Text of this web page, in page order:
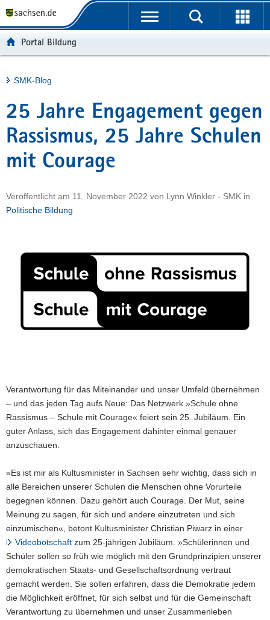
t
b
e
r
g
r
f
e
n
u
n
h
a
t
e
v
c
e
Portalübergreifende
Portal Bildung
Hauptinhalt
SMK-Blog
25 Jahre Engagement gegen
Rassismus, 25 Jahre Schulen
mit Courage
Veröffentlicht am 11. November 2022 von Lynn Winkler - SMK in
Politische Bildung
Verantwortung für das Miteinander und unser Umfeld übernehmen
– und das jeden Tag aufs Neue: Das Netzwerk »Schule ohne
Rassismus – Schule mit Courage« feiert sein 25. Jubiläum. Ein
guter Anlass, sich das Engagement dahinter einmal genauer
anzuschauen.
»Es ist mir als Kultusminister in Sachsen sehr wichtig, dass sich in
alle Bereichen unserer Schulen die Menschen ohne Vorurteile
begegnen können. Dazu gehört auch Courage. Der Mut, seine
Meinung zu sagen, für sich und andere einzutreten und sich
einzumischen«, betont Kultusminister Christian Piwarz in einer
Videobotschaft zum 25-jährigen Jubiläum. »Schülerinnen und
Schüler sollen so früh wie möglich mit den Grundprinzipien unserer
demokratischen Staats- und Gesellschaftsordnung vertraut
gemacht werden. Sie sollen erfahren, dass die Demokratie jedem
die Möglichkeit eröffnet, für sich selbst und für die Gemeinschaft
Verantwortung zu übernehmen und unser Zusammenleben